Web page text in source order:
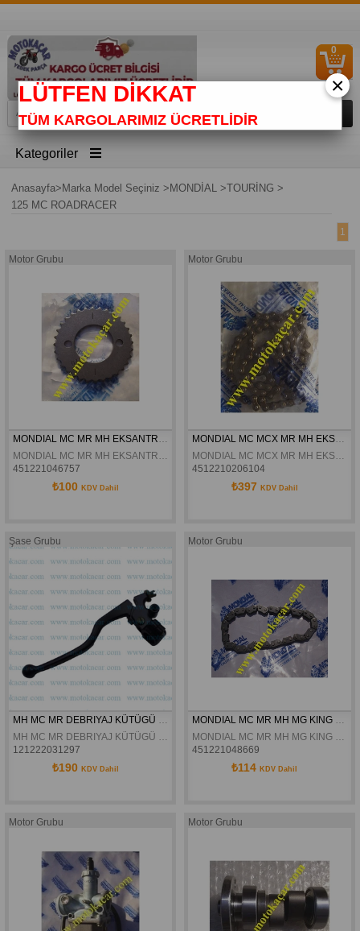
0
Kategoriler
Anasayfa> Marka Model Seçiniz > MONDİAL>TOURİNG >
125 MC ROADRACER
1
Motor Grubu
451221046757
₺100 KDV Dahil
Motor Grubu
4512210206104
₺397 KDV Dahil
Şase Grubu
121222031297
₺190 KDV Dahil
Motor Grubu
451221048669
₺114KDV Dahil
Motor Grubu Motor Grubu
×
LÜTFEN DİKKAT
TÜM KARGOLARIMIZ ÜCRETLİDİR